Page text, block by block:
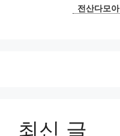
전산다모아
최신 글